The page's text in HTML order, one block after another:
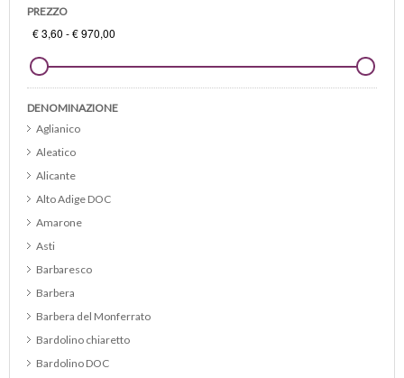
PREZZO
DENOMINAZIONE
Aglianico
Aleatico
Alicante
Alto Adige DOC
Amarone
Asti
Barbaresco
Barbera
Barbera del Monferrato
Bardolino chiaretto
Bardolino DOC